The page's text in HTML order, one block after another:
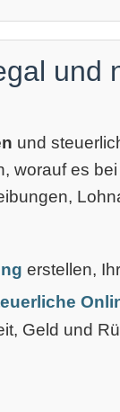
und
und
worauf es
erstellen,
Geld und